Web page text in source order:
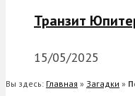
Транзит
15/05/2025
Вы здесь: Главная » Загадки »